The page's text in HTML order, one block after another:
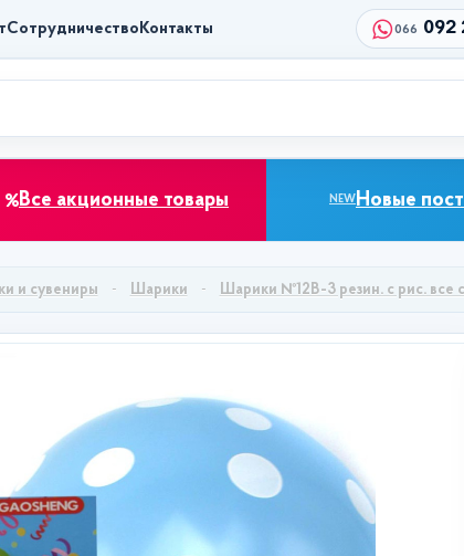
Сотрудничество Контакты 066 092
Все акционные товары NEW Новые
и сувениры Шарики Шарики №12В-3 резин. с рис. все